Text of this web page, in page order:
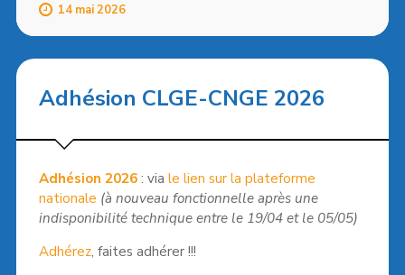
14 mai 2026
Adhésion CLGE-CNGE 2026
Adhésion 2026: via le lien sur la plateforme
nationale (à nouveau fonctionnelle après une
indisponibilité technique entre le 19/04 et le 05/05)
Adhérez, faites adhérer !!!